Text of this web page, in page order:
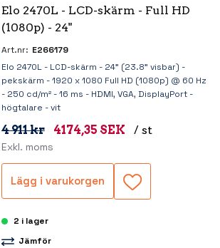
Elo 2470L - LCD-skärm - Full HD
(1080p) - 24"
Art.nr: E266179
Elo 2470L - LCD-skärm - 24" (23.8" visbar) -
pekskärm - 1920 x 1080 Full HD (1080p) @ 60 Hz
- 250 cd/m² - 16 ms - HDMI, VGA, DisplayPort -
högtalare - vit
4 911 kr 4174,35 SEK / st
Exkl. moms
Lägg i varukorgen
2 i lager
Jämför